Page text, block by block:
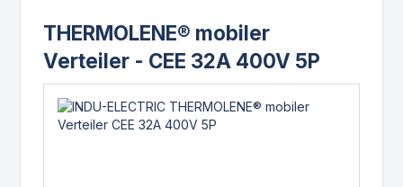
THERMOLENE® mobiler
Verteiler - CEE 32A 400V 5P